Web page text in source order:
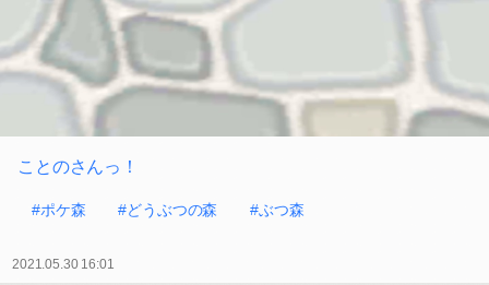
ことのさんっ！
#ポケ森 #どうぶつの森 #ぶつ森
2021.05.30 16:01